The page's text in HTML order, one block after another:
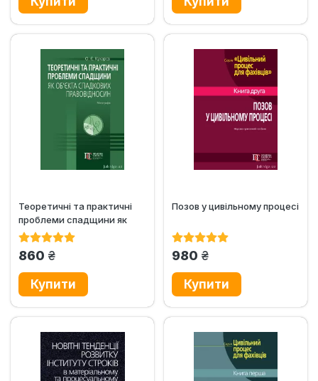
Теоретичні та практичні
проблеми спадщини як
об’єкта спадкових...
860 грн.
Позов у цивільному процесі
980 грн.